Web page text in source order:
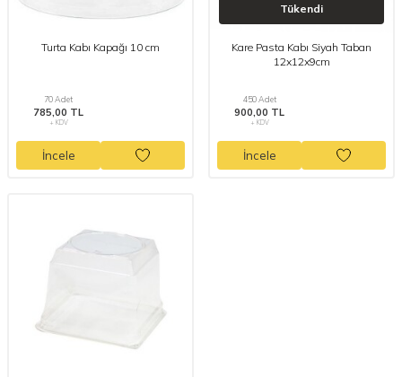
Turta Kabı Kapağı 10 cm
70 Adet
785,00 TL
+ KDV
İncele
Tükendi
Kare Pasta Kabı Siyah Taban
12x12x9cm
450 Adet
900,00 TL
+ KDV
İncele